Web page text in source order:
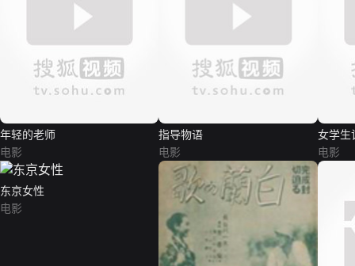
年轻的老师
电影
指导物语
电影
女学生
电影
东京女性
电影